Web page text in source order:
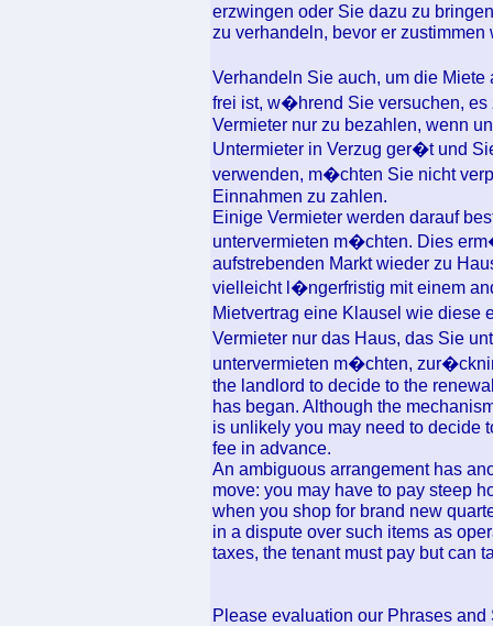
erzwingen oder Sie dazu zu
zu verhandeln, bevor er
Verhandeln Sie auch, um die
frei ist, w�hrend Sie versuchen, es
Vermieter nur zu bezahlen, wenn
Untermieter in Verzug ger�t und
verwenden, m�chten Sie nicht
Einnahmen zu zahlen.
Einige Vermieter werden darauf
untervermieten m�chten. Dies
aufstrebenden Markt wieder zu
vielleicht l�ngerfristig mit einem
Mietvertrag eine Klausel wie
Vermieter nur das Haus, das Sie
untervermieten m�chten,
the landlord to decide to the
has began. Although the
is unlikely you may need to decide
fee in advance.
An ambiguous arrangement has
move: you may have to pay steep
when you shop for brand new
in a dispute over such items as
taxes, the tenant must pay but can
Please evaluation our Phrases